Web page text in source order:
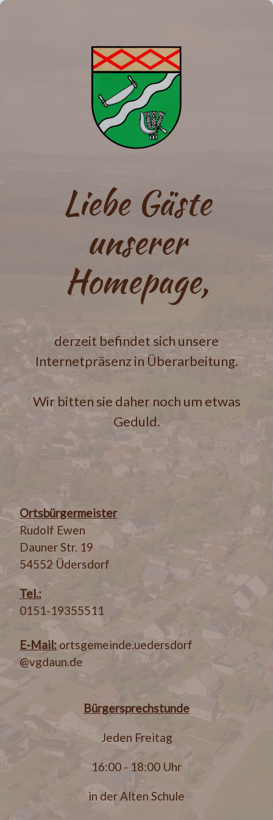
Liebe Gäste
unserer
Homepage,
derzeit befindet sich unsere
Internetpräsenz in Überarbeitung.
Wir bitten sie daher noch um etwas
Geduld.
Ortsbürgermeister
Rudolf Ewen
Dauner Str. 19
54552 Üdersdorf
Tel.:
0151-19355511
E-Mail: ortsgemeinde.uedersdorf
@vgdaun.de
Bürgersprechstunde
Jeden Freitag
16:00 - 18:00 Uhr
in der Alten Schule